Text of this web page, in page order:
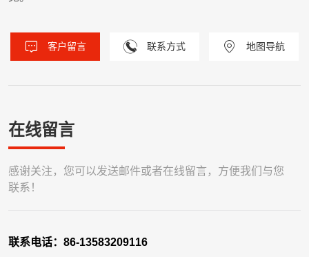
客户留言 联系方式 地图导航
在线留言
感谢关注，您可以发送邮件或者在线留言，方便我们与您
联系！
联系电话： 86-13583209116